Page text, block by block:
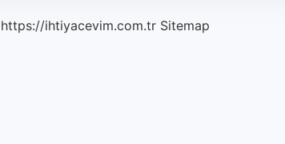
https://ihtiyacevim.com.tr Sitemap